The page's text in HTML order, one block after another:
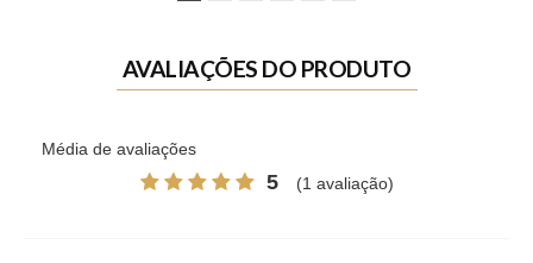
AVALIAÇÕES DO PRODUTO
Média de avaliações
5 (1 avaliação)